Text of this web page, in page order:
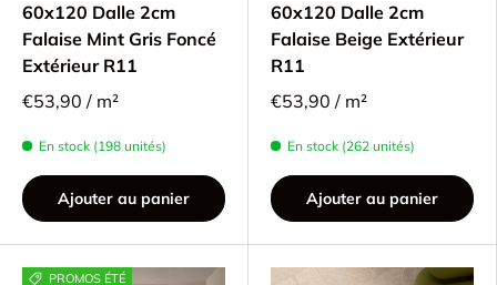
60x120 Dalle 2cm
Falaise Mint Gris Foncé
Extérieur R11
€53,90 / m²
En stock (198 unités)
Ajouter au panier
60x120 Dalle 2cm
Falaise Beige Extérieur
R11
€53,90 / m²
En stock (262 unités)
Ajouter au panier
PROMOS ÉTÉ